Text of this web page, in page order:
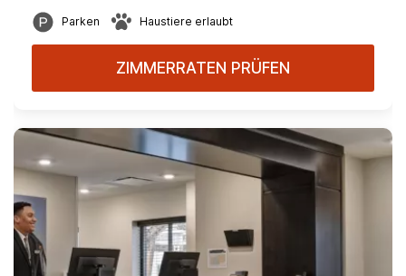
Parken Haustiere erlaubt
ZIMMERRATEN PRÜFEN